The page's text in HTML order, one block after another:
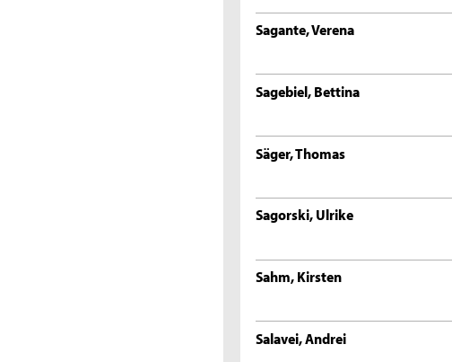
Sagante, Verena
Sagebiel, Bettina
Säger, Thomas
Sagorski, Ulrike
Sahm, Kirsten
Salavei, Andrei